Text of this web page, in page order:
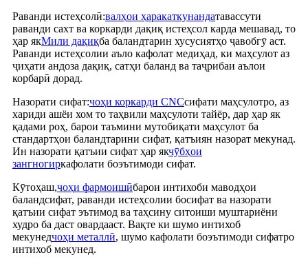
Раванди истеҳсолӣ:валҳои ҳаракаткунандатавассути
раванди сахт ва коркарди дақиқ истеҳсол карда мешавад, то
ҳар якМили дақиқба баландтарин хусусиятҳо ҷавобгӯ аст.
Раванди истеҳсолии аъло кафолат медиҳад, ки маҳсулот аз
ҷиҳати андоза дақиқ, сатҳи баланд ва таҷрибаи аълои
корбарӣ дорад.
Назорати сифат:чоҳи коркарди CNCсифати маҳсулотро, аз
хариди ашёи хом то таҳвили маҳсулоти тайёр, дар ҳар як
қадами роҳ, барои таъмини мутобиқати маҳсулот ба
стандартҳои баландтарини сифат, қатъиян назорат мекунад.
Ин назорати қатъии сифат ҳар якчӯбҳои
зангногиркафолати боэътимоди сифат.
Кӯтоҳаш,чоҳи фармоишӣбарои интихоби маводҳои
баландсифат, раванди истеҳсолии босифат ва назорати
қатъии сифат эътимод ва таҳсину ситоиши муштариёни
худро ба даст овардааст. Вақте ки шумо интихоб
мекунедчоҳи металлӣ, шумо кафолати боэътимоди сифатро
интихоб мекунед.